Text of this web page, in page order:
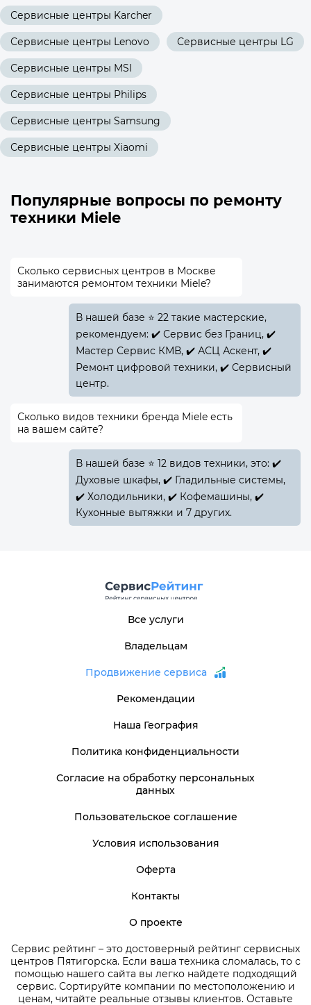
Сервисные центры Karcher
Сервисные центры Lenovo Сервисные центры LG
Сервисные центры MSI
Сервисные центры Philips
Сервисные центры Samsung
Сервисные центры Xiaomi
Популярные вопросы по ремонту
техники Miele
Сколько сервисных центров в Москве
занимаются ремонтом техники Miele?
В нашей базе ⭐ 22 такие мастерские,
рекомендуем: ✔️ Сервис без Границ, ✔️
Мастер Сервис КМВ, ✔️ АСЦ Аскент, ✔️
Ремонт цифровой техники, ✔️ Сервисный
центр.
Сколько видов техники бренда Miele есть
на вашем сайте?
В нашей базе ⭐ 12 видов техники, это: ✔️
Духовые шкафы, ✔️ Гладильные системы,
✔️ Холодильники, ✔️ Кофемашины, ✔️
Кухонные вытяжки и 7 других.
Сервис рейтинг – это достоверный рейтинг сервисных
центров Пятигорска. Если ваша техника сломалась, то с
помощью нашего сайта вы легко найдете подходящий
сервис. Сортируйте компании по местоположению и
ценам, читайте реальные отзывы клиентов. Оставьте
Все услуги
Владельцам
Продвижение сервиса
Рекомендации
Наша География
Политика конфиденциальности
Согласие на обработку персональных
данных
Пользовательское соглашение
Условия использования
Оферта
Контакты
О проекте